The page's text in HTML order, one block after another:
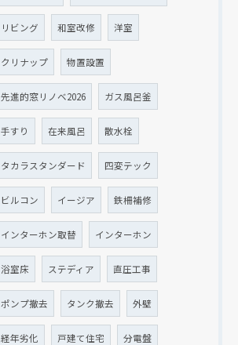
リビング 和室改修 洋室
クリナップ 物置設置
先進的窓リノベ2026 ガス風呂釜
手すり 在来風呂 散水栓
タカラスタンダード 四変テック
ビルコン イージア 鉄柵補修
インターホン取替 インターホン
浴室床 ステディア 直圧工事
ポンプ撤去 タンク撤去 外壁
経年劣化 戸建て住宅 分電盤